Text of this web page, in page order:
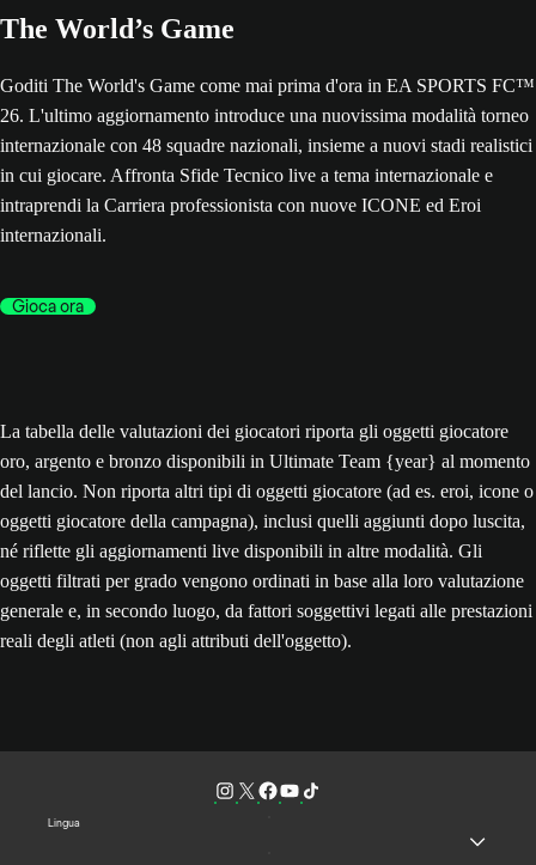
The World’s Game
Goditi The World's Game come mai prima d'ora in EA SPORTS FC™
26. L'ultimo aggiornamento introduce una nuovissima modalità torneo
internazionale con 48 squadre nazionali, insieme a nuovi stadi realistici
in cui giocare. Affronta Sfide Tecnico live a tema internazionale e
intraprendi la Carriera professionista con nuove ICONE ed Eroi
internazionali.
Gioca ora
La tabella delle valutazioni dei giocatori riporta gli oggetti giocatore
oro, argento e bronzo disponibili in Ultimate Team {year} al momento
del lancio. Non riporta altri tipi di oggetti giocatore (ad es. eroi, icone o
oggetti giocatore della campagna), inclusi quelli aggiunti dopo luscita,
né riflette gli aggiornamenti live disponibili in altre modalità. Gli
oggetti filtrati per grado vengono ordinati in base alla loro valutazione
generale e, in secondo luogo, da fattori soggettivi legati alle prestazioni
reali degli atleti (non agli attributi dell'oggetto).
Lingua